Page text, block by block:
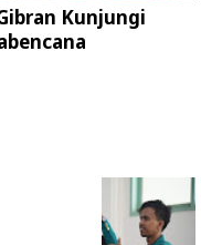
Kunjungi